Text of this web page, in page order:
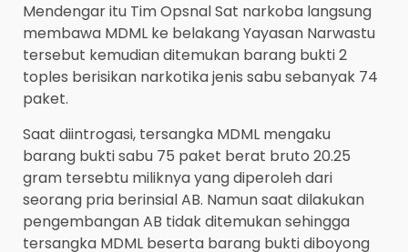
Mendengar itu Tim Opsnal Sat narkoba langsung
membawa MDML ke belakang Yayasan Narwastu
tersebut kemudian ditemukan barang bukti 2
toples berisikan narkotika jenis sabu sebanyak 74
paket.
Saat diintrogasi, tersangka MDML mengaku
barang bukti sabu 75 paket berat bruto 20.25
gram tersebtu miliknya yang diperoleh dari
seorang pria berinsial AB. Namun saat dilakukan
pengembangan AB tidak ditemukan sehingga
tersangka MDML beserta barang bukti diboyong